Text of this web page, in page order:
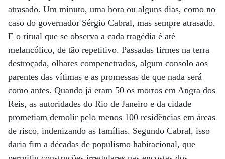
atrasado. Um minuto, uma hora ou alguns dias, como no
caso do governador Sérgio Cabral, mas sempre atrasado.
E o ritual que se observa a cada tragédia é até
melancólico, de tão repetitivo. Passadas firmes na terra
destroçada, olhares compenetrados, algum consolo aos
parentes das vítimas e as promessas de que nada será
como antes. Quando já eram 50 os mortos em Angra dos
Reis, as autoridades do Rio de Janeiro e da cidade
prometiam demolir pelo menos 100 residências em áreas
de risco, indenizando as famílias. Segundo Cabral, isso
daria fim a décadas de populismo habitacional, que